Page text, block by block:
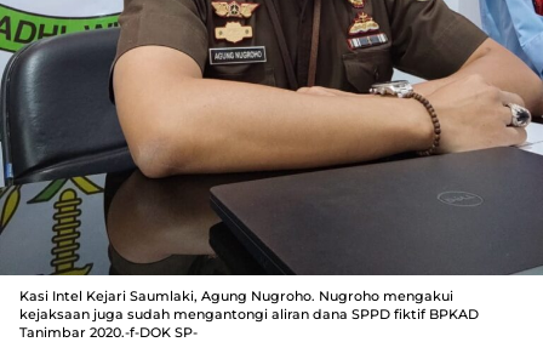
Kasi Intel Kejari Saumlaki, Agung Nugroho. Nugroho mengakui
kejaksaan juga sudah mengantongi aliran dana SPPD fiktif BPKAD
Tanimbar 2020.-f-DOK SP-